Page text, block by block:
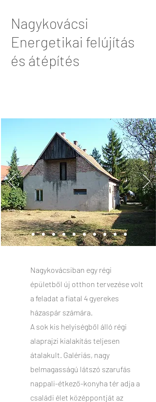
Nagykovácsi
Energetikai felújítás
és átépítés
Nagykovácsiban egy régi
épületből új otthon tervezése volt
a feladat a fiatal 4 gyerekes
házaspár számára.
A sok kis helyiségből álló régi
alaprajzi kialakítás teljesen
átalakult. Galériás, nagy
belmagasságú látszó szarufás
nappali-étkező-konyha tér adja a
családi élet középpontját az